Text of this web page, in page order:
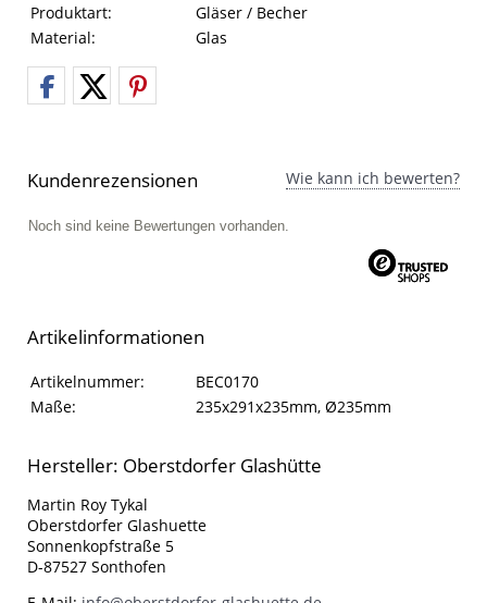
Produktart:
Gläser / Becher
Material:
Glas
Kundenrezensionen Wie kann ich bewerten?
Noch sind keine Bewertungen vorhanden.
Artikelinformationen
Artikelinformationen
Eigenschaft Wert
Artikelnummer:
BEC0170
Maße:
235x291x235mm, Ø235mm
Hersteller: Oberstdorfer Glashütte
Martin Roy Tykal
Oberstdorfer Glashuette
Sonnenkopfstraße 5
D-87527 Sonthofen